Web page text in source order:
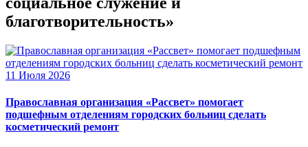
благотворительность»
11 Июля 2026
Православная организация «Рассвет» помогает
подшефным отделениям городских больниц сделать
косметический ремонт